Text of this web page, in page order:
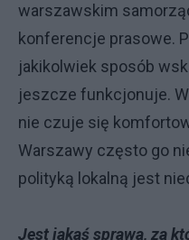
warszawskim
konferencje prasowe.
jakikolwiek sposób
jeszcze funkcjonuje.
nie czuje się
Warszawy często go
polityką lokalną jest
Jest jakaś sprawa, za